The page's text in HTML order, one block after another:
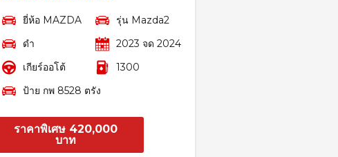
ยี่ห้อ MAZDA
รุ่น Mazda2
ดำ
2023 จด 2024
เกียร์ออโต้
1300
ป้าย กพ 8528 ตรัง
ราคาพิเศษ 420,000
บาท